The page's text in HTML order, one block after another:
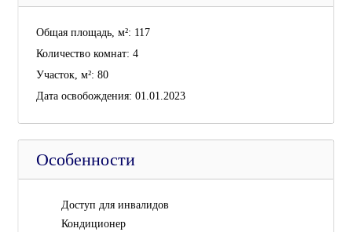
Общая площадь, м²: 117
Количество комнат: 4
Участок, м²: 80
Дата освобождения: 01.01.2023
Особенности
Доступ для инвалидов
Кондиционер